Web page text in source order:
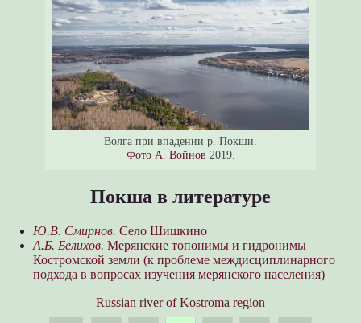
Волга при впадении р. Покши.
Фото А. Войнов 2019.
Покша в литературе
Ю.В. Смирнов. Село Шишкино
А.Б. Белихов. Мерянские топонимы и гидронимы
Костромской земли (к проблеме междисциплинарного
подхода в вопросах изучения мерянского населения)
Russian river of Kostroma region